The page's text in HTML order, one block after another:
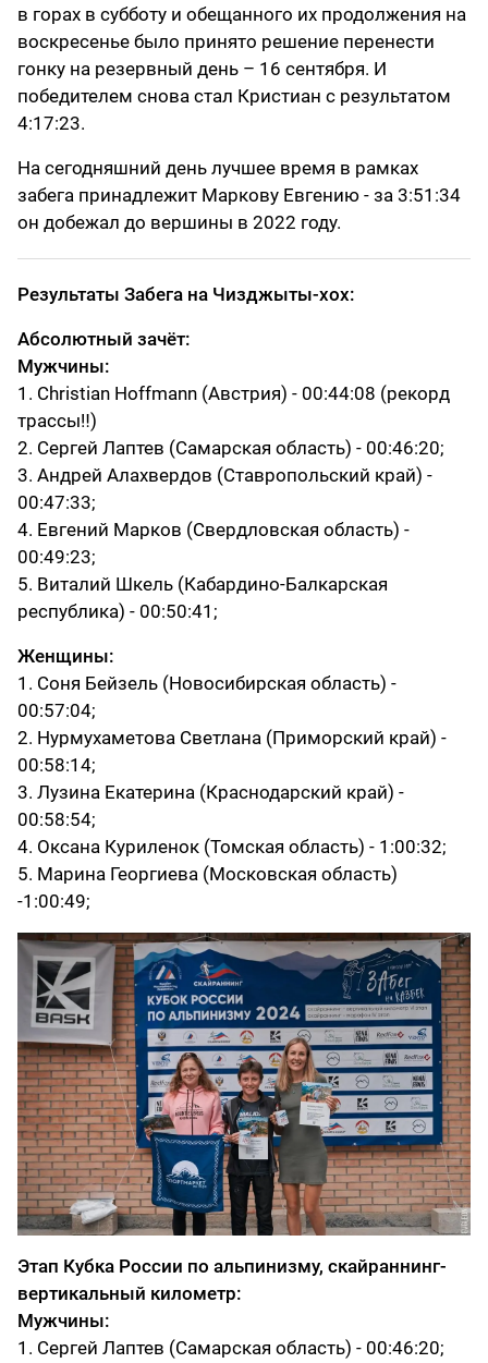
в горах в субботу и обещанного их продолжения на
воскресенье было принято решение перенести
гонку на резервный день – 16 сентября. И
победителем снова стал Кристиан с результатом
4:17:23.
На сегодняшний день лучшее время в рамках
забега принадлежит Маркову Евгению - за 3:51:34
он добежал до вершины в 2022 году.
Результаты Забега на Чизджыты-хох:
Абсолютный зачёт:
Мужчины:
1. Christian Hoffmann (Австрия) - 00:44:08 (рекорд
трассы‼)
2. Сергей Лаптев (Самарская область) - 00:46:20;
3. Андрей Алахвердов (Ставропольский край) -
00:47:33;
4. Евгений Марков (Свердловская область) -
00:49:23;
5. Виталий Шкель (Кабардино-Балкарская
республика) - 00:50:41;
Женщины:
1. Соня Бейзель (Новосибирская область) -
00:57:04;
2. Нурмухаметова Светлана (Приморский край) -
00:58:14;
3. Лузина Екатерина (Краснодарский край) -
00:58:54;
4. Оксана Куриленок (Томская область) - 1:00:32;
5. Марина Георгиева (Московская область)
-1:00:49;
Этап Кубка России по альпинизму, скайраннинг-
вертикальный километр:
Мужчины:
1. Сергей Лаптев (Самарская область) - 00:46:20;